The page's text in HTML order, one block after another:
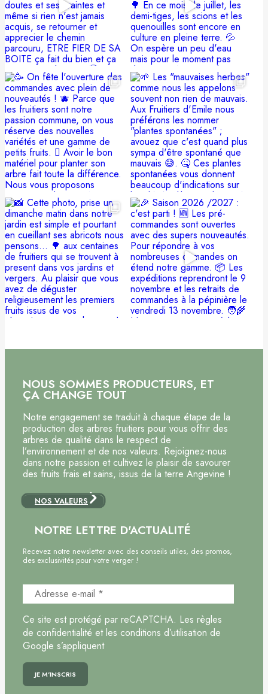
NOUS SOMMES PRODUCTEURS, ET
ÇA CHANGE TOUT
Notre engagement se traduit à chaque étape de la
production des arbres fruitiers pour vous offrir des
arbres de qualité dans le respect de
l’environnement et de nos valeurs. Rejoignez-nous
dans notre passion et cultivez le plaisir de savourer
des fruits frais et sains, issus de la terre Angevine !
NOS VALEURS
NOTRE LETTRE D'ACTUALITÉ
Recevez notre newsletter avec des conseils utiles, des promos,
des exclusivités pour votre verger !
Ce site est protégé par reCAPTCHA. Les règles
de confidentialité et les conditions d’utilisation de
Google s’appliquent